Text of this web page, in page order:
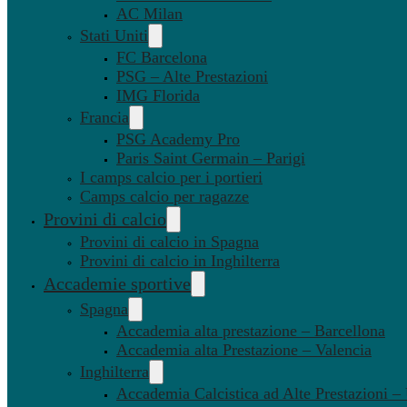
AC Milan
Stati Uniti
FC Barcelona
PSG – Alte Prestazioni
IMG Florida
Francia
PSG Academy Pro
Paris Saint Germain – Parigi
I camps calcio per i portieri
Camps calcio per ragazze
Provini di calcio
Provini di calcio in Spagna
Provini di calcio in Inghilterra
Accademie sportive
Spagna
Accademia alta prestazione – Barcellona
Accademia alta Prestazione – Valencia
Inghilterra
Accademia Calcistica ad Alte Prestazioni